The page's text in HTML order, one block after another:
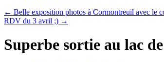
← Belle exposition photos à Cormontreuil avec le
RDV du 3 avril ;) →
Superbe sortie au lac